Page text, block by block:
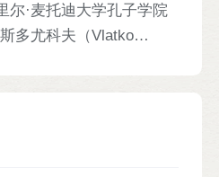
尔·麦托迪大学孔子学院
多尤科夫（Vlatko
区）长基瑞尔·佩克考